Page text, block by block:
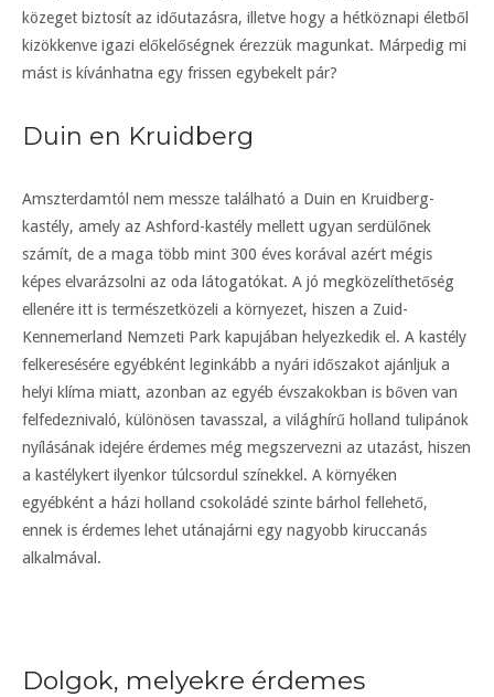
közeget biztosít az időutazásra, illetve hogy a hétköznapi életből
kizökkenve igazi előkelőségnek érezzük magunkat. Márpedig mi
mást is kívánhatna egy frissen egybekelt pár?
Duin en Kruidberg
Amszterdamtól nem messze található a Duin en Kruidberg-
kastély, amely az Ashford-kastély mellett ugyan serdülőnek
számít, de a maga több mint 300 éves korával azért mégis
képes elvarázsolni az oda látogatókat. A jó megközelíthetőség
ellenére itt is természetközeli a környezet, hiszen a Zuid-
Kennemerland Nemzeti Park kapujában helyezkedik el. A kastély
felkeresésére egyébként leginkább a nyári időszakot ajánljuk a
helyi klíma miatt, azonban az egyéb évszakokban is bőven van
felfedeznivaló, különösen tavasszal, a világhírű holland tulipánok
nyílásának idejére érdemes még megszervezni az utazást, hiszen
a kastélykert ilyenkor túlcsordul színekkel. A környéken
egyébként a házi holland csokoládé szinte bárhol fellehető,
ennek is érdemes lehet utánajárni egy nagyobb kiruccanás
alkalmával.
Dolgok, melyekre érdemes